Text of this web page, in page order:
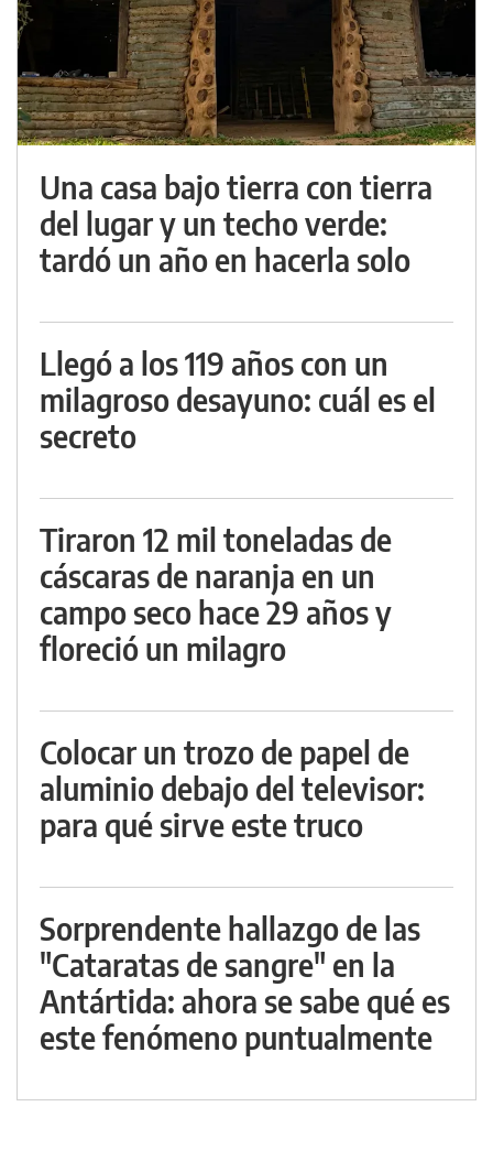
Una casa bajo tierra con tierra
del lugar y un techo verde:
tardó un año en hacerla solo
Llegó a los 119 años con un
milagroso desayuno: cuál es el
secreto
Tiraron 12 mil toneladas de
cáscaras de naranja en un
campo seco hace 29 años y
floreció un milagro
Colocar un trozo de papel de
aluminio debajo del televisor:
para qué sirve este truco
Sorprendente hallazgo de las
"Cataratas de sangre" en la
Antártida: ahora se sabe qué es
este fenómeno puntualmente